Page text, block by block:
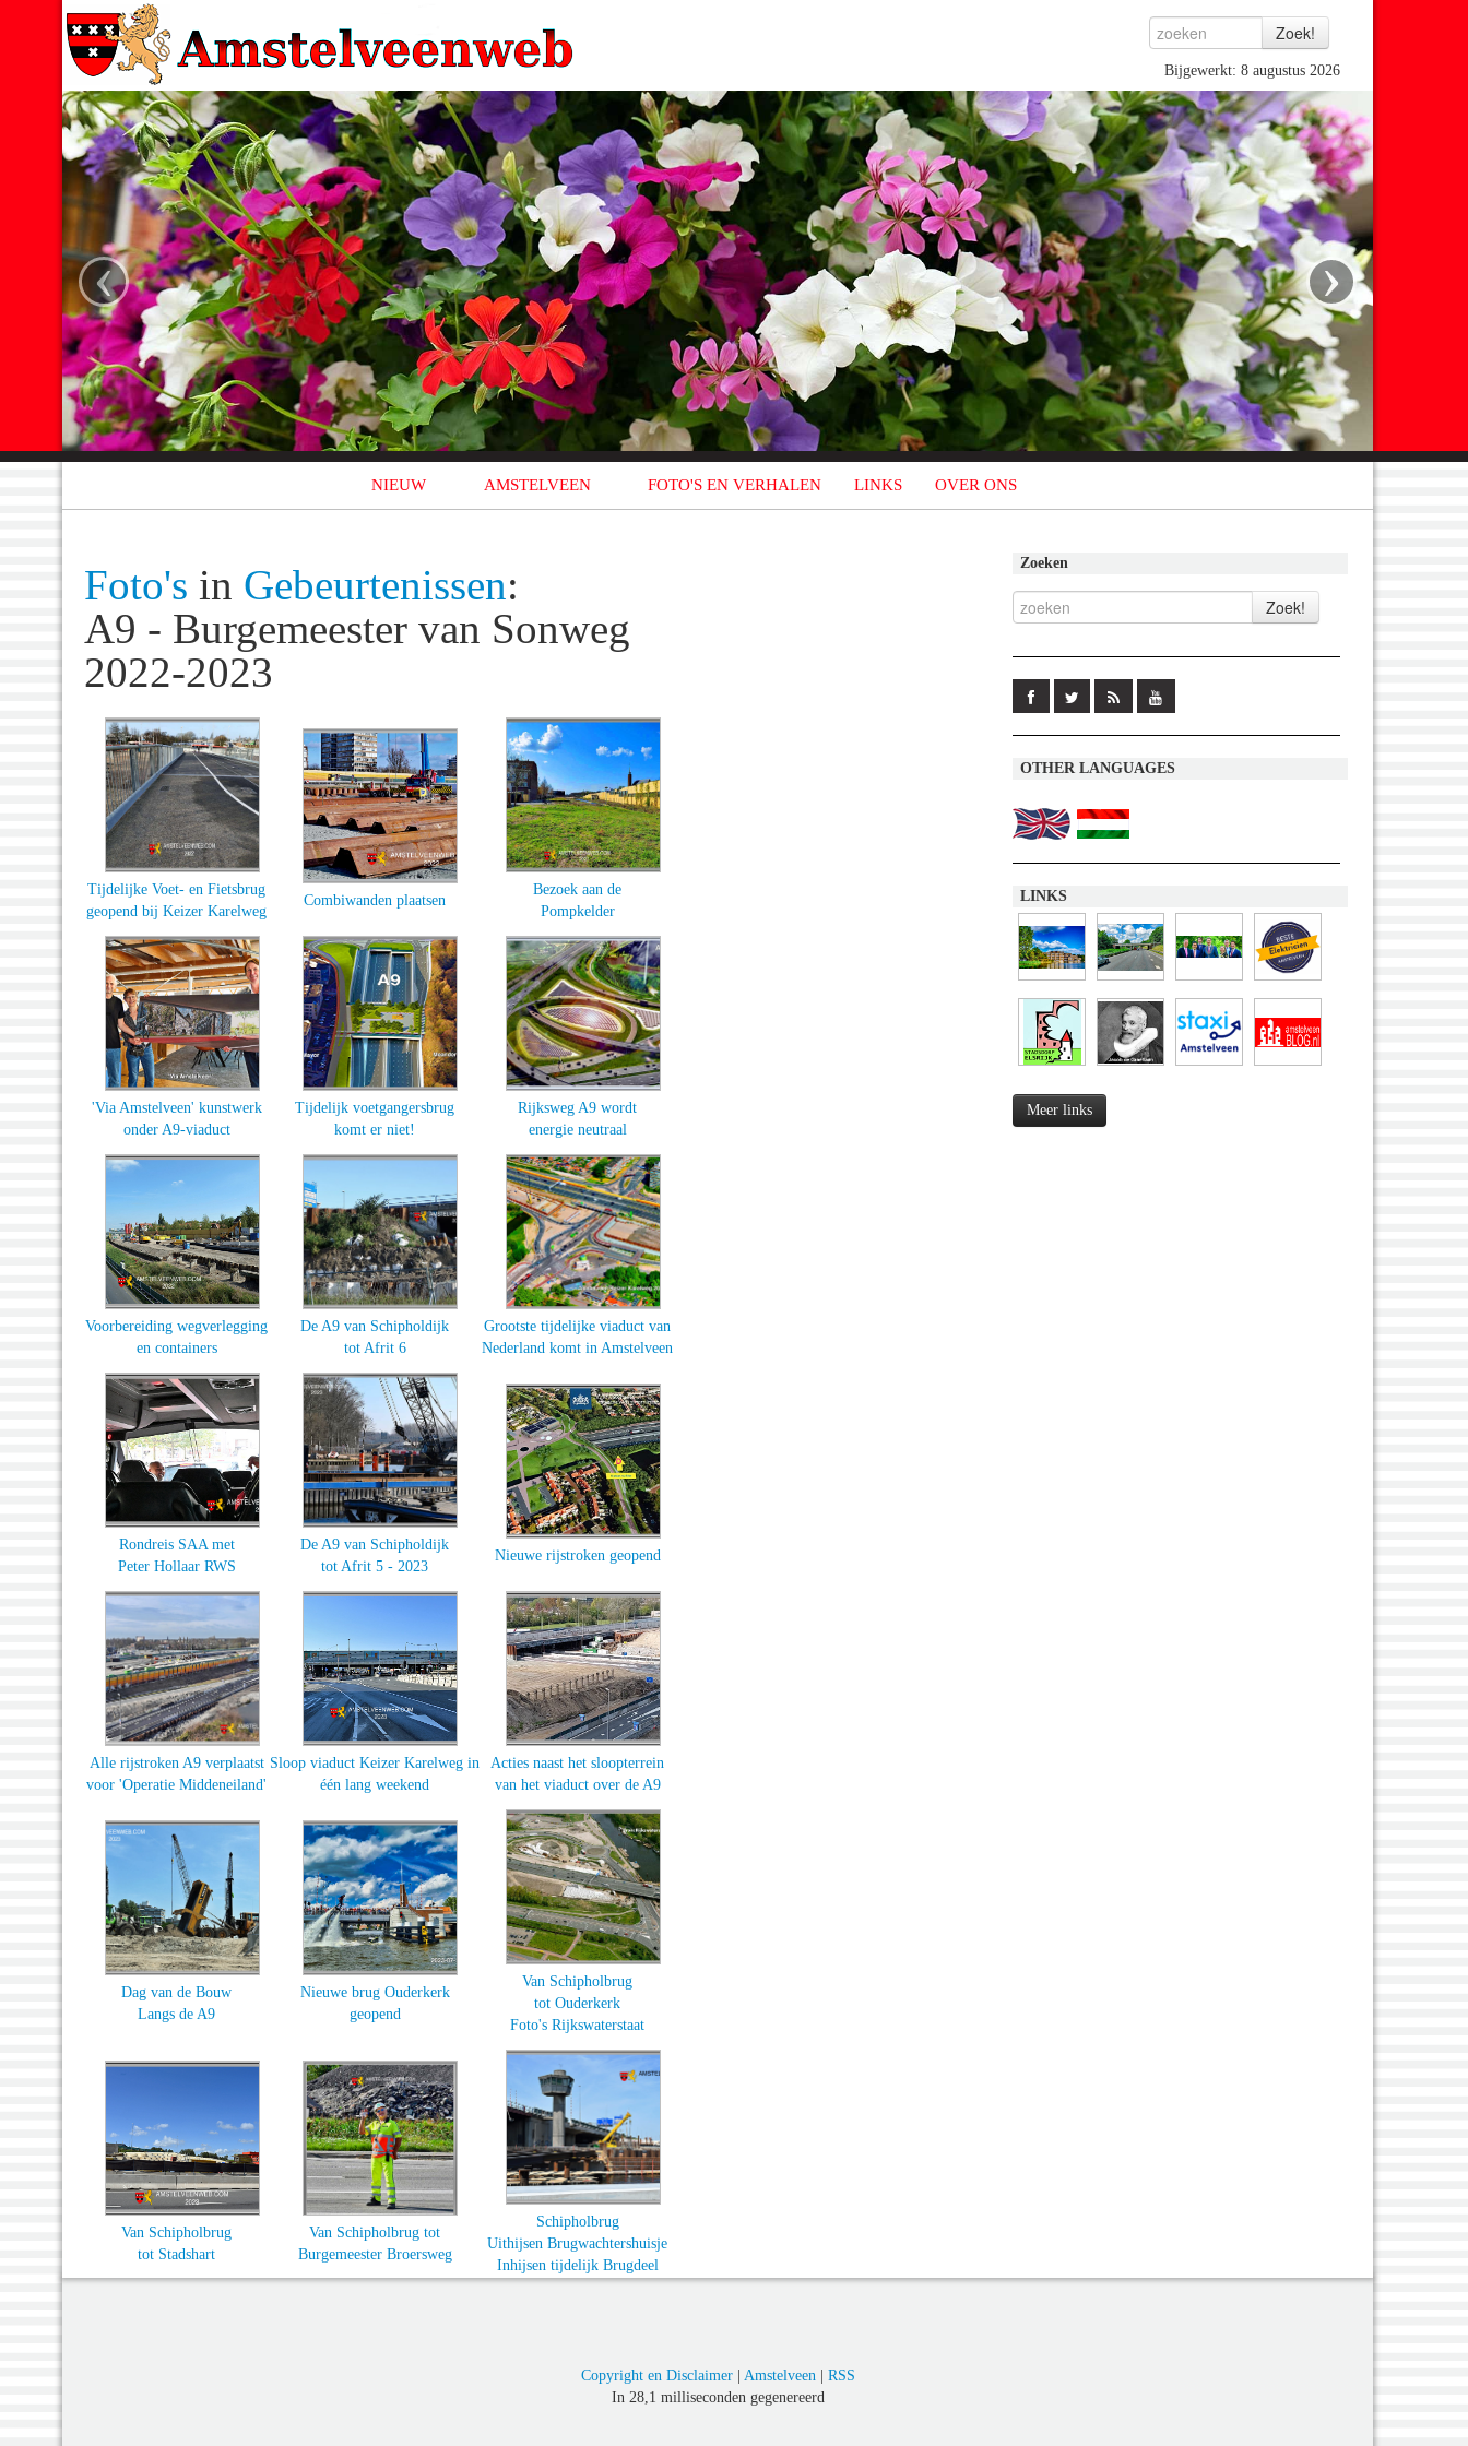
Bijgewerkt: 8 augustus 2026
‹ ›
NIEUW AMSTELVEEN FOTO'S EN VERHALEN LINKS OVER ONS
Foto's in Gebeurtenissen:
A9 - Burgemeester van Sonweg
2022-2023
Tijdelijke Voet- en Fietsbrug
geopend bij Keizer Karelweg
Combiwanden plaatsen
Bezoek aan de
Pompkelder
'Via Amstelveen' kunstwerk
onder A9-viaduct
Tijdelijk voetgangersbrug
komt er niet!
Rijksweg A9 wordt
energie neutraal
Voorbereiding wegverlegging
en containers
De A9 van Schipholdijk
tot Afrit 6
Grootste tijdelijke viaduct van
Nederland komt in Amstelveen
Rondreis SAA met
Peter Hollaar RWS
De A9 van Schipholdijk
tot Afrit 5 - 2023
Nieuwe rijstroken geopend
Alle rijstroken A9 verplaatst
voor 'Operatie Middeneiland'
Sloop viaduct Keizer Karelweg in
één lang weekend
Acties naast het sloopterrein
van het viaduct over de A9
Dag van de Bouw
Langs de A9
Nieuwe brug Ouderkerk
geopend
Van Schipholbrug
tot Ouderkerk
Foto's Rijkswaterstaat
Van Schipholbrug
tot Stadshart
Van Schipholbrug tot
Burgemeester Broersweg
Schipholbrug
Uithijsen Brugwachtershuisje
Inhijsen tijdelijk Brugdeel
Zoeken
OTHER LANGUAGES
LINKS
Meer links
Copyright en Disclaimer| Amstelveen | RSS
In 28,1 milliseconden gegenereerd